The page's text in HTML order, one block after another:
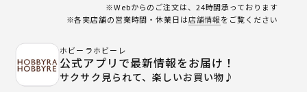
※Webからのご注文は、24時間承っております
※各実店舗の営業時間・休業日は店舗情報をご覧ください
ホビーラホビーレ
公式アプリで最新情報をお届け！
サクサク見られて、楽しいお買い物♪